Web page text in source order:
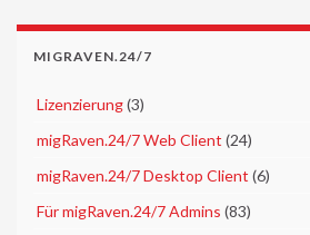
MIGRAVEN.24/7
Lizenzierung(3)
migRaven.24/7 Web Client (24)
migRaven.24/7 Desktop Client (6)
Für migRaven.24/7 Admins (83)